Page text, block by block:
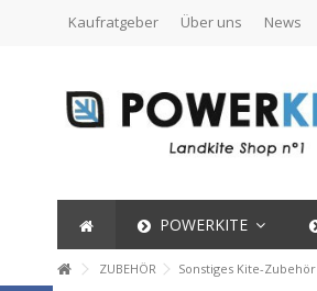
Kaufratgeber Über uns News
POWERKITE
ZUBEHÖR Sonstiges Kite-Zubehör